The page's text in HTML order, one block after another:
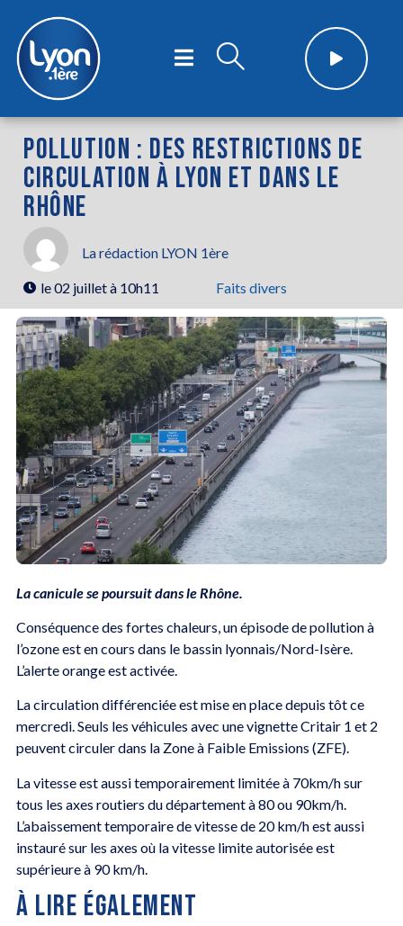
POLLUTION : DES RESTRICTIONS DE
CIRCULATION À LYON ET DANS LE
RHÔNE
La rédaction LYON 1ère
le02 juillet à 10h11 Faits divers
La canicule se poursuit dans le Rhône.
Conséquence des fortes chaleurs, un épisode de pollution à
l’ozone est en cours dans le bassin lyonnais/Nord-Isère.
L’alerte orange est activée.
La circulation différenciée est mise en place depuis tôt ce
mercredi. Seuls les véhicules avec une vignette Critair 1 et 2
peuvent circuler dans la Zone à Faible Emissions (ZFE).
La vitesse est aussi temporairement limitée à 70km/h sur
tous les axes routiers du département à 80 ou 90km/h.
L’abaissement temporaire de vitesse de 20 km/h est aussi
instauré sur les axes où la vitesse limite autorisée est
supérieure à 90 km/h.
À LIRE ÉGALEMENT